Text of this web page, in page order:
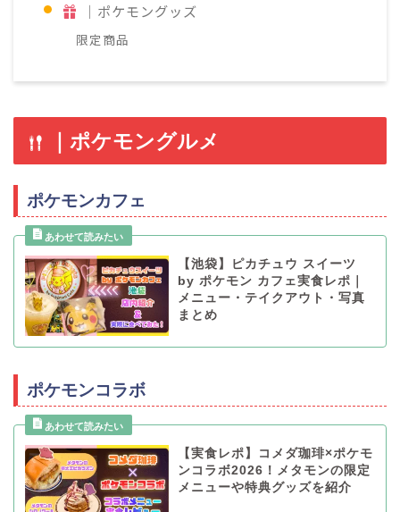
｜ポケモングッズ
限定商品
｜ポケモングルメ
ポケモンカフェ
【池袋】ピカチュウ スイーツ
by ポケモン カフェ実食レポ｜
メニュー・テイクアウト・写真
まとめ
ポケモンコラボ
【実食レポ】コメダ珈琲×ポケモ
ンコラボ2026！メタモンの限定
メニューや特典グッズを紹介